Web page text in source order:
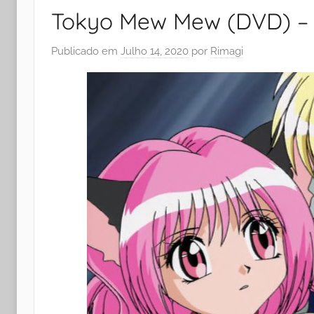
Tokyo Mew Mew (DVD) –
Publicado em Julho 14, 2020 por Rimagi